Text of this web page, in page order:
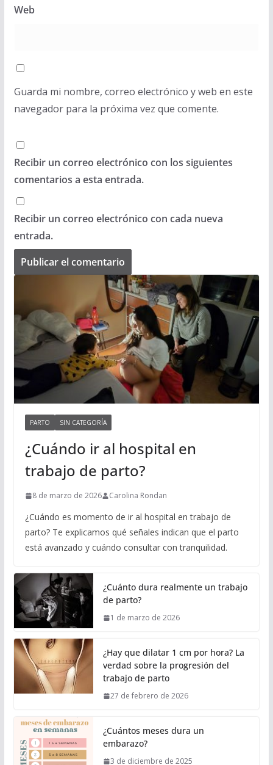
Web
Guarda mi nombre, correo electrónico y web en este
navegador para la próxima vez que comente.
Recibir un correo electrónico con los siguientes
comentarios a esta entrada.
Recibir un correo electrónico con cada nueva
entrada.
PARTO SIN CATEGORÍA
¿Cuándo ir al hospital en
trabajo de parto?
8 de marzo de 2026 Carolina Rondan
¿Cuándo es momento de ir al hospital en trabajo de
parto? Te explicamos qué señales indican que el parto
está avanzado y cuándo consultar con tranquilidad.
¿Cuánto dura realmente un trabajo
de parto?
1 de marzo de 2026
¿Hay que dilatar 1 cm por hora? La
verdad sobre la progresión del
trabajo de parto
27 de febrero de 2026
¿Cuántos meses dura un
embarazo?
3 de diciembre de 2025